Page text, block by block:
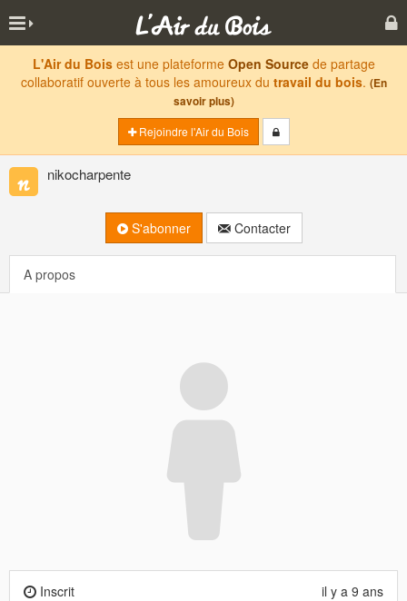
L'Air du Boisest une plateforme Open Sourcede partage
collaboratif ouverte à tous les amoureux du travail du bois. (En
savoir plus)
Rejoindre l'Air du Bois
nikocharpente
S'abonner Contacter
A propos
il y a 9 ans
Inscrit